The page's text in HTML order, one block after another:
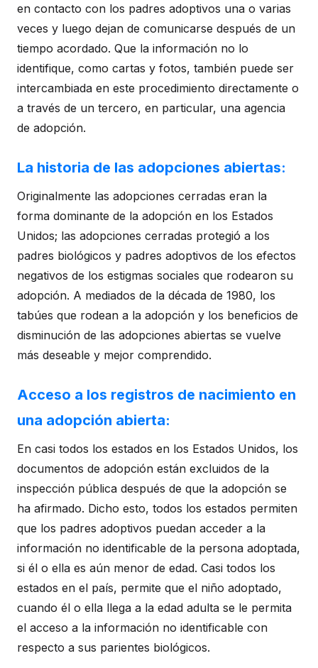
en contacto con los padres adoptivos una o varias
veces y luego dejan de comunicarse después de un
tiempo acordado. Que la información no lo
identifique, como cartas y fotos, también puede ser
intercambiada en este procedimiento directamente o
a través de un tercero, en particular, una agencia
de adopción.
La historia de las adopciones abiertas:
Originalmente las adopciones cerradas eran la
forma dominante de la adopción en los Estados
Unidos; las adopciones cerradas protegió a los
padres biológicos y padres adoptivos de los efectos
negativos de los estigmas sociales que rodearon su
adopción. A mediados de la década de 1980, los
tabúes que rodean a la adopción y los beneficios de
disminución de las adopciones abiertas se vuelve
más deseable y mejor comprendido.
Acceso a los registros de nacimiento en
una adopción abierta:
En casi todos los estados en los Estados Unidos, los
documentos de adopción están excluidos de la
inspección pública después de que la adopción se
ha afirmado. Dicho esto, todos los estados permiten
que los padres adoptivos puedan acceder a la
información no identificable de la persona adoptada,
si él o ella es aún menor de edad. Casi todos los
estados en el país, permite que el niño adoptado,
cuando él o ella llega a la edad adulta se le permita
el acceso a la información no identificable con
respecto a sus parientes biológicos.